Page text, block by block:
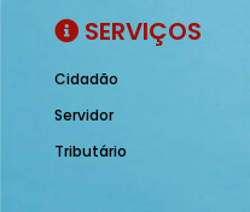
SERVIÇOS
Cidadão
Servidor
Tributário